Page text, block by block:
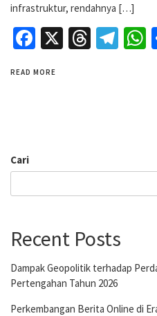
infrastruktur, rendahnya […]
Facebook
X
READ MORE
Cari
Recent Posts
Dampak Geopolitik terhadap
Pertengahan Tahun 2026
Perkembangan Berita Online di